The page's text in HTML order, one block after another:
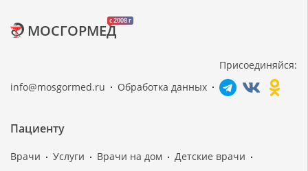
c 2008 г
МОСГОРМЕД
info@mosgormed.ru Обработка данных
Присоединяйся:
Пациенту
Врачи Услуги Врачи на дом
Детские врачи